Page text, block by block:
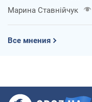
Марина Ставнійчук
Все мнения